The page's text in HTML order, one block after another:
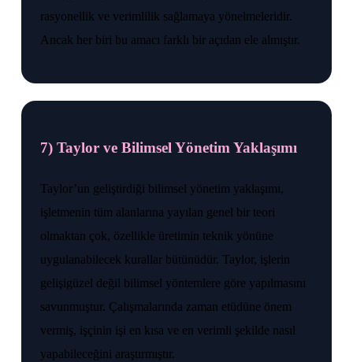
rasyonellik ve verimlilik sağlamaya yönelmeleridir.
Ancak her biri bu amacı farklı bir açıdan ele almıştır.
7) Taylor ve Bilimsel Yönetim Yaklaşımı
Taylor’un geliştirdiği bilimsel yönetim yaklaşımı,
işletmenin tüm alanlarına yayılan genel bir teori
olmaktan çok, özellikle üretimin teknik yönüne
uygulanabilecek kurallar bütünüdür. Taylor, işlerin
gelişigüzel değil bilimsel yöntemlere göre yapılmasını
savunmuştur. Çalışmalarında zaman etüdüne önem
vermiş, işçinin işi en kısa ve en verimli şekilde nasıl
yapabileceğini araştırmıştır.